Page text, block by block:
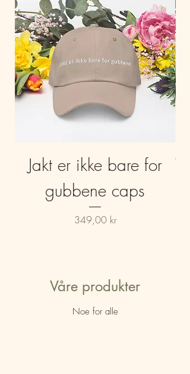
Jakt er ikke bare for
gubbene caps
Pris
349,00 kr
Våre produkter
Noe for alle